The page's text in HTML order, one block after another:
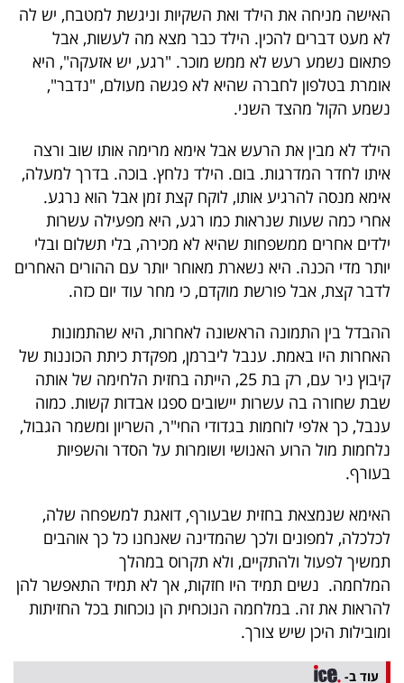
האישה מניחה את הילד ואת השקיות וניגשת למטבח, יש לה
לא מעט דברים להכין. הילד כבר מצא מה לעשות, אבל
פתאום נשמע רעש לא ממש מוכר. "רגע, יש אזעקה", היא
אומרת בטלפון לחברה שהיא לא פגשה מעולם, "נדבר",
נשמע הקול מהצד השני.
הילד לא מבין את הרעש אבל אימא מרימה אותו שוב ורצה
איתו לחדר המדרגות. בום. הילד נלחץ. בוכה. בדרך למעלה,
אימא מנסה להרגיע אותו, לוקח קצת זמן אבל הוא נרגע.
אחרי כמה שעות שנראות כמו רגע, היא מפעילה עשרות
ילדים אחרים ממשפחות שהיא לא מכירה, בלי תשלום ובלי
יותר מדי הכנה. היא נשארת מאוחר יותר עם ההורים האחרים
לדבר קצת, אבל פורשת מוקדם, כי מחר עוד יום כזה.
ההבדל בין התמונה הראשונה לאחרות, היא שהתמונות
האחרות היו באמת. ענבל ליברמן, מפקדת כיתת הכוננות של
קיבוץ ניר עם, רק בת 25, הייתה בחזית הלחימה של אותה
שבת שחורה בה עשרות יישובים ספגו אבדות קשות. כמוה
ענבל, כך אלפי לוחמות בגדודי החי"ר, השריון ומשמר הגבול,
נלחמות מול הרוע האנושי ושומרות על הסדר והשפיות
בעורף.
האימא שנמצאת בחזית שבעורף, דואגת למשפחה שלה,
לכלכלה, למפונים ולכך שהמדינה שאנחנו כל כך אוהבים
תמשיך לפעול ולהתקיים, ולא תקרוס במהלך
המלחמה. נשים תמיד היו חזקות, אך לא תמיד התאפשר להן
להראות את זה. במלחמה הנוכחית הן נוכחות בכל החזיתות
ומובילות היכן שיש צורך.
עוד ב-